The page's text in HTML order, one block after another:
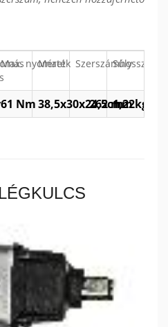
Max. nyomaték
Méret Szerszámhossz
Súly
61 Nm38,5x30x24,5cm
262 mm
1,22kg